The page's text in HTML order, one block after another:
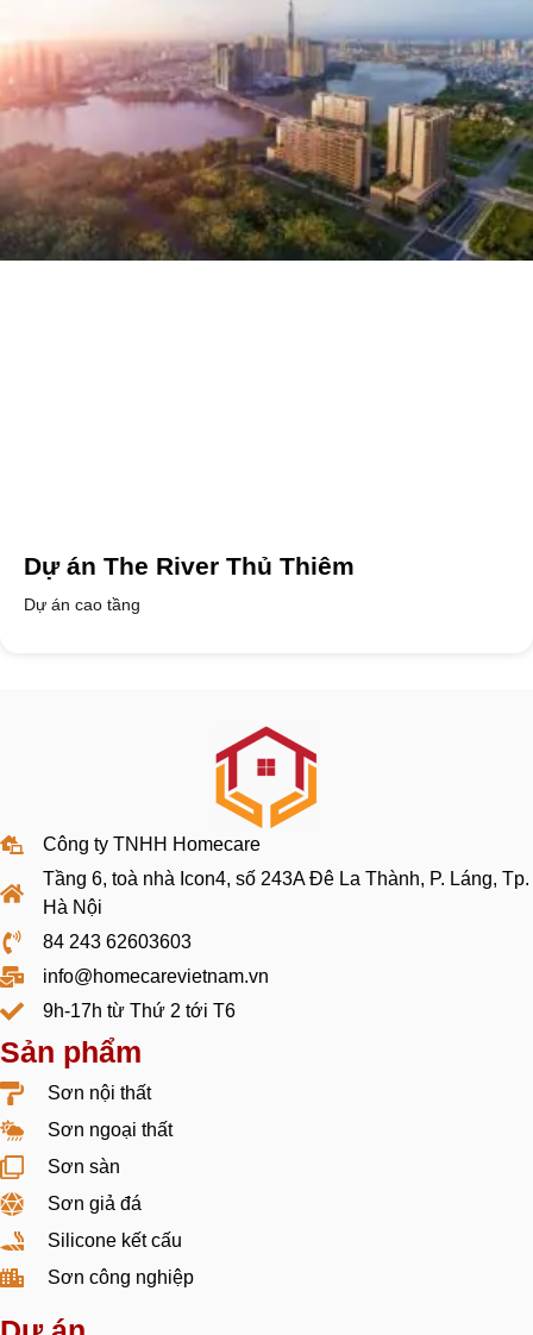
Dự án The River Thủ Thiêm
Dự án cao tầng
Công ty TNHH Homecare
Tầng 6, toà nhà Icon4, số 243A Đê La Thành, P. Láng, Tp.
Hà Nội
84 243 62603603
info@homecarevietnam.vn
9h-17h từ Thứ 2 tới T6
Sản phẩm
Sơn nội thất
Sơn ngoại thất
Sơn sàn
Sơn giả đá
Silicone kết cấu
Sơn công nghiệp